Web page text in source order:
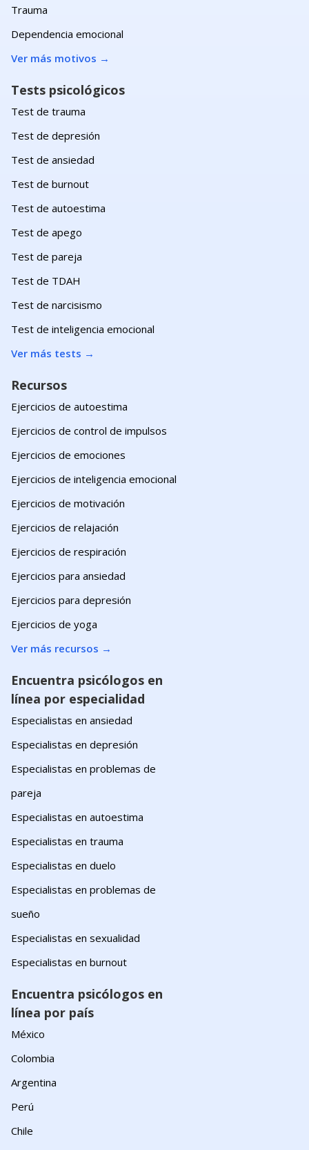
Trauma
Dependencia emocional
Ver más motivos →
Tests psicológicos
Test de trauma
Test de depresión
Test de ansiedad
Test de burnout
Test de autoestima
Test de apego
Test de pareja
Test de TDAH
Test de narcisismo
Test de inteligencia emocional
Ver más tests →
Recursos
Ejercicios de autoestima
Ejercicios de control de impulsos
Ejercicios de emociones
Ejercicios de inteligencia emocional
Ejercicios de motivación
Ejercicios de relajación
Ejercicios de respiración
Ejercicios para ansiedad
Ejercicios para depresión
Ejercicios de yoga
Ver más recursos →
Encuentra psicólogos en
línea por especialidad
Especialistas en ansiedad
Especialistas en depresión
Especialistas en problemas de
pareja
Especialistas en autoestima
Especialistas en trauma
Especialistas en duelo
Especialistas en problemas de
sueño
Especialistas en sexualidad
Especialistas en burnout
Encuentra psicólogos en
línea por país
México
Colombia
Argentina
Perú
Chile